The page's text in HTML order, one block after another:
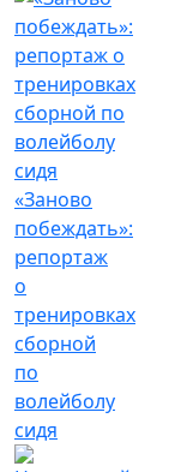
«Заново
побеждать»:
репортаж
о
тренировках
сборной
по
волейболу
сидя